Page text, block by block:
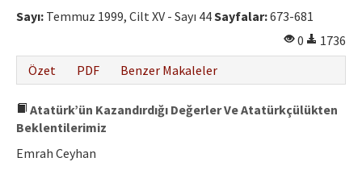
Sayı: Temmuz 1999, Cilt XV - Sayı 44Sayfalar:673-681
0
1736
Özet
PDF Benzer Makaleler
Atatürk’ün Kazandırdığı Değerler Ve Atatürkçülükten
Beklentilerimiz
Emrah Ceyhan